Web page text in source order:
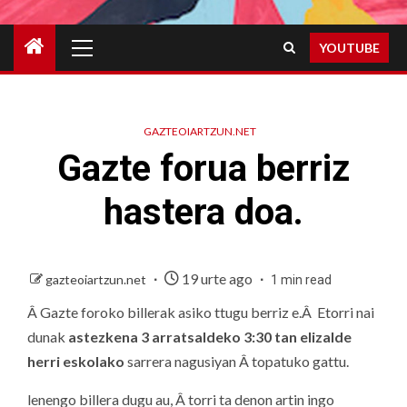
Menu
YOUTUBE
GAZTEOIARTZUN.NET
Gazte forua berriz
hastera doa.
gazteoiartzun.net 19 urte ago 1 min read
Â Gazte foroko billerak asiko ttugu berriz e.Â Etorri nai
dunak astezkena 3 arratsaldeko 3:30 tan elizalde
herri eskolako sarrera nagusiyan Â topatuko gattu.
lenengo billera dugu au, Â torri ta denon artin ingo